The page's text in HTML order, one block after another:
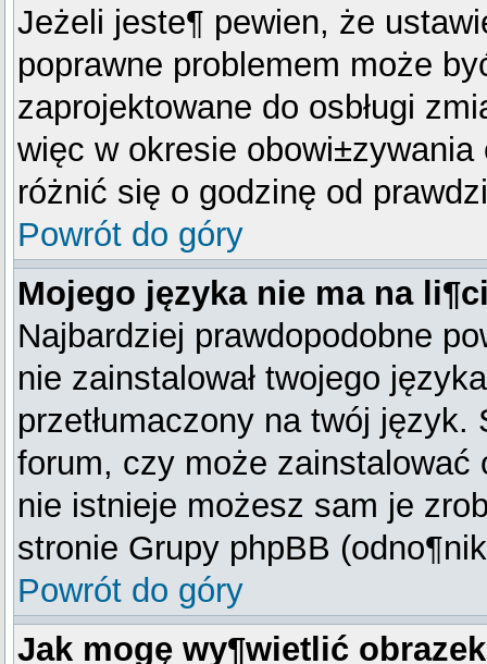
Jeżeli jeste¶ pewien, że
poprawne problemem może
zaprojektowane do osbługi
więc w okresie
różnić się o godzinę od
Powrót do góry
Mojego języka nie ma na
Najbardziej prawdopodobne
nie zainstalował twojego
przetłumaczony na twój
forum, czy może zainstalować
nie istnieje możesz sam je
stronie Grupy phpBB
Powrót do góry
Jak mogę wy¶wietlić